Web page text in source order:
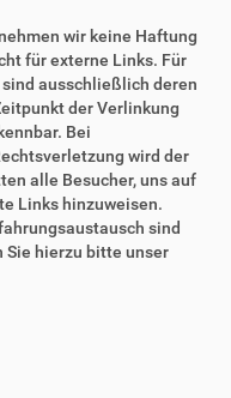
wir keine Haftung
für externe Links. Für
ausschließlich deren
der Verlinkung
Bei
wird der
alle Besucher, uns auf
Links hinzuweisen.
sind
Sie hierzu bitte unser